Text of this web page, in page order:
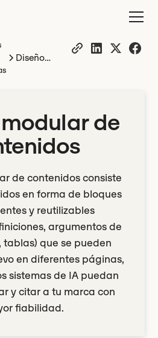
Diseño
de
de contenidos consiste
en forma de bloques
y reutilizables
argumentos de
tablas) que se pueden
en diferentes páginas,
sistemas de IA puedan
y citar a tu marca con
fiabilidad.